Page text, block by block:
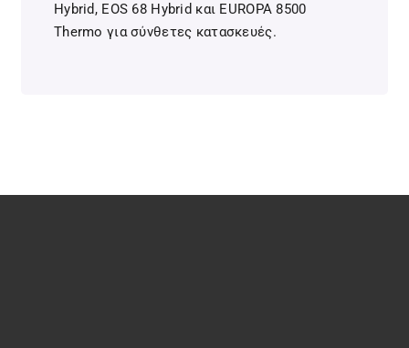
Hybrid, EOS 68 Hybrid και EUROPA 8500
Thermo για σύνθετες κατασκευές.